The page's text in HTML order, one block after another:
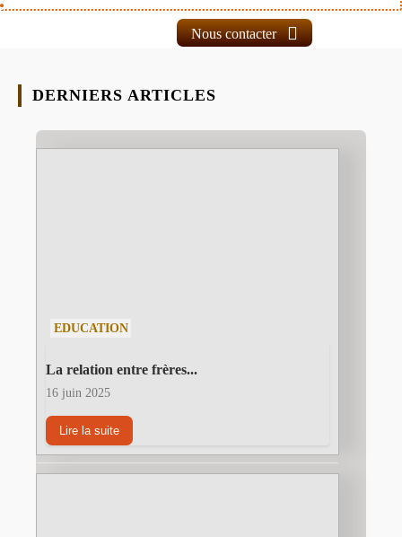
Nous contacter
DERNIERS ARTICLES
EDUCATION
La relation entre frères...
16 juin 2025
Lire la suite